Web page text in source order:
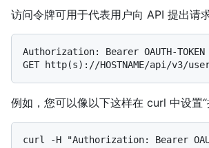
访问令牌可用于代表用户向 API 提出请求
Authorization: Bearer OAUTH-TOKEN
例如，您可以像以下这样在 curl 中设置“
curl -H "Authorization: Bearer